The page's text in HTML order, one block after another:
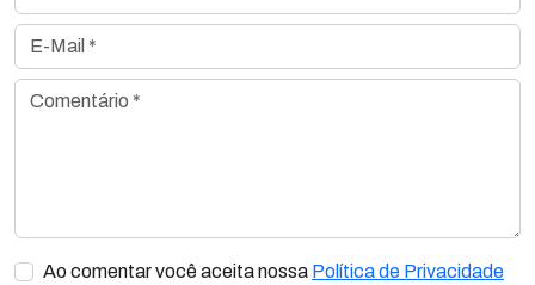
E-Mail *
Comentário *
Ao comentar você aceita nossa Política de Privacidade